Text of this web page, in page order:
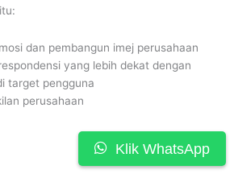
Klik WhatsApp
dan pembangun imej perusahaan
yang lebih dekat dengan
target pengguna
perusahaan